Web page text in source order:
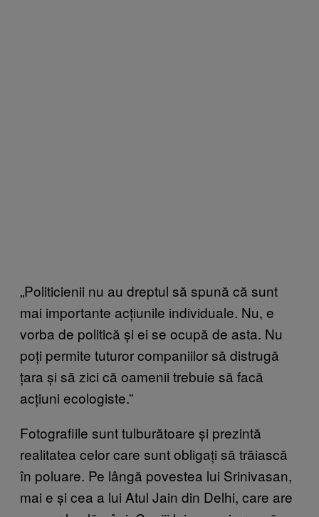
„Politicienii nu au dreptul să spună că sunt
mai importante acțiunile individuale. Nu, e
vorba de politică și ei se ocupă de asta. Nu
poți permite tuturor companiilor să distrugă
țara și să zici că oamenii trebuie să facă
acțiuni ecologiste.”
Fotografiile sunt tulburătoare și prezintă
realitatea celor care sunt obligați să trăiască
în poluare. Pe lângă povestea lui Srinivasan,
mai e și cea a lui Atul Jain din Delhi, care are